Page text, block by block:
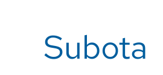
Subota